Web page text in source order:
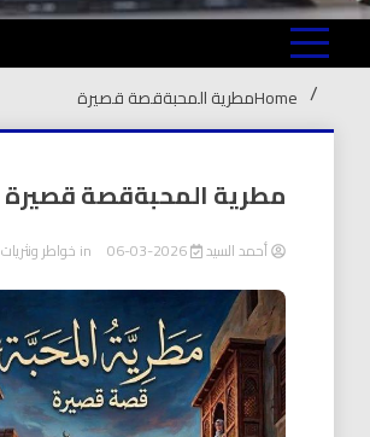
Homeمطرية المحبةقصة قصيرة
مطرية المحبةقصة قصيرة
أحمد السيد 2026-03-06
in خواطر ونثريات